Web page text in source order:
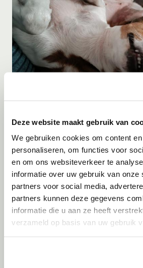
Deze website maakt gebruik van
We gebruiken cookies om content
personaliseren, om functies voor
en om ons websiteverkeer te
informatie over uw gebruik van onze
partners voor social media,
partners kunnen deze gegevens
informatie die u aan ze heeft
verzameld op basis van uw gebruik
Tiaga